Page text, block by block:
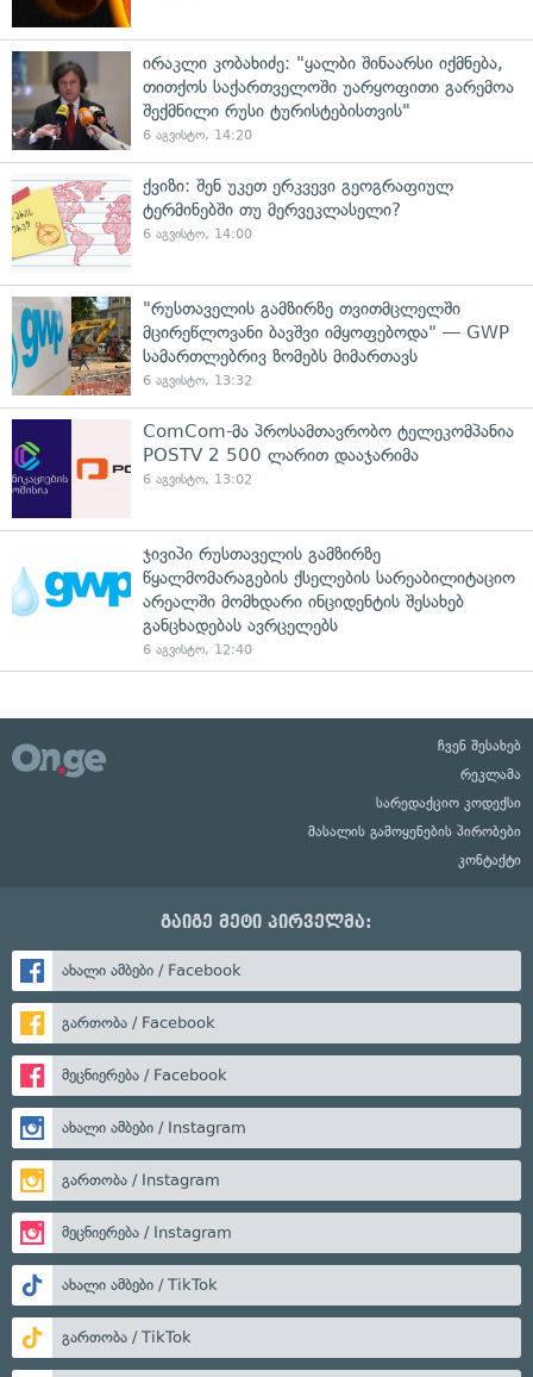
ირაკლი კობახიძე: "ყალბი შინაარსი იქმნება,
თითქოს საქართველოში უარყოფითი გარემოა
შექმნილი რუსი ტურისტებისთვის"
6 აგვისტო, 14:20
ქვიზი: შენ უკეთ ერკვევი გეოგრაფიულ
ტერმინებში თუ მერვეკლასელი?
6 აგვისტო, 14:00
"რუსთაველის გამზირზე თვითმცლელში
მცირეწლოვანი ბავშვი იმყოფებოდა" — GWP
სამართლებრივ ზომებს მიმართავს
6 აგვისტო, 13:32
ComCom-მა პროსამთავრობო ტელეკომპანია
POSTV 2 500 ლარით დააჯარიმა
6 აგვისტო, 13:02
ჯივიპი რუსთაველის გამზირზე
წყალმომარაგების ქსელების სარეაბილიტაციო
არეალში მომხდარი ინციდენტის შესახებ
განცხადებას ავრცელებს
6 აგვისტო, 12:40
ჩვენ შესახებ
რეკლამა
სარედაქციო კოდექსი
მასალის გამოყენების პირობები
კონტაქტი
გაიგე მეტი პირველმა:
ახალი ამბები / Facebook
გართობა / Facebook
მეცნიერება / Facebook
ახალი ამბები / Instagram
გართობა / Instagram
მეცნიერება / Instagram
ახალი ამბები / TikTok
გართობა / TikTok